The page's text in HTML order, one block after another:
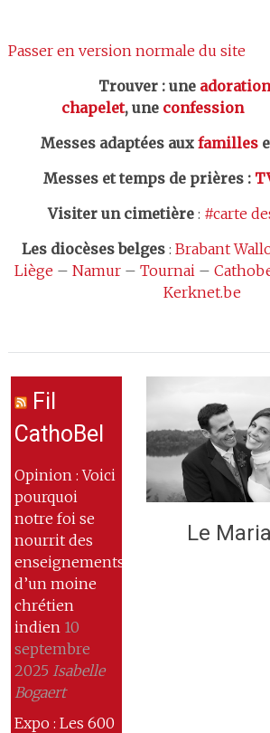
Passer en version normale du site
Trouver : une adoration
chapelet, une confession
Messes adaptées aux familles
Messes et temps de prières:
Visiter un cimetière: #carte
Les diocèses belges: Brabant
Liège – Namur– Tournai–
Kerknet.be
Fil
CathoBel
Opinion : Voici
pourquoi
notre foi se
nourrit des
enseignements
d’un moine
chrétien
indien 10
septembre
2025 Isabelle
Bogaert
Expo : Les 600
Le